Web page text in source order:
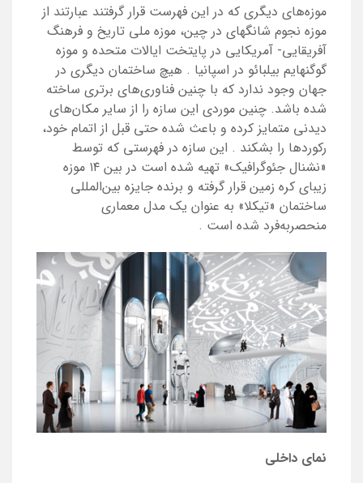
موزه‌های دیگری که در این فهرست قرار گرفتند عبارتند از
موزه نجوم شانگهای در چین، موزه ملی تاریخ و فرهنگ
آفریقایی- آمریکایی در پایتخت ایالات متحده و موزه
گوگنهایم بیلبائو در اسپانیا . هیچ ساختمان دیگری در
جهان وجود ندارد که با چنین فناوری‌های برتری ساخته
شده باشد. چنین موردی این سازه را از سایر مکان‌های
دیدنی متمایز کرده و باعث شده حتی قبل از اتمام خود،
رکوردها را بشکند . این سازه در فهرستی که توسط
«نشنال جئوگرافیک» تهیه شده است در بین ۱۴ موزه
زیبای کره زمین قرار گرفته و برنده جایزه بین‌المللی
ساختمان «تیکلا» به عنوان یک مدل معماری
منحصربه‌فرد شده است .
نمای داخلی